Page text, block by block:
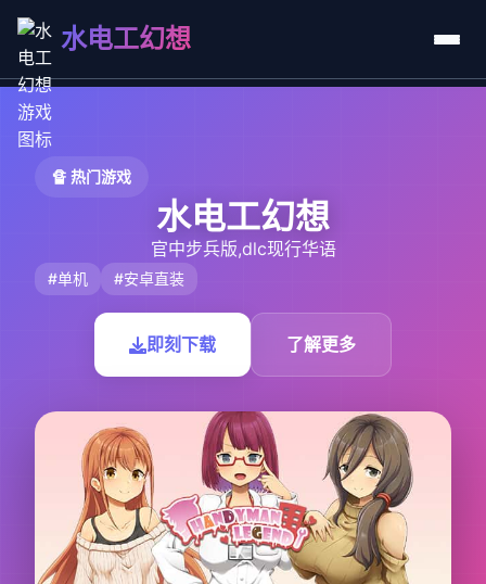
水电工幻想
🔏 热门游戏
水电工幻想
官中步兵版,dlc现行华语
#单机 #安卓直装
即刻下载 了解更多